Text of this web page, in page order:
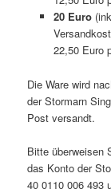
20 Euro
22,50 Euro
Die Ware wird
der Stormarn
Post versandt.
Bitte überweisen
das Konto der
40 0110 006 493